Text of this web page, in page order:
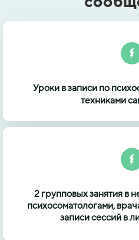
Уроки в записи по
техниками
2 групповых занятия в
психосоматологами,
записи сессий в